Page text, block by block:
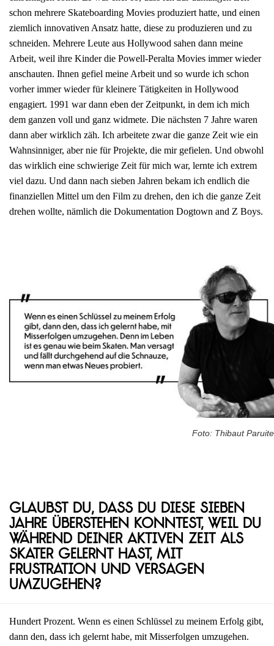
schon mehrere Skateboarding Movies produziert hatte, und einen
ziemlich innovativen Ansatz hatte, diese zu produzieren und zu
schneiden. Mehrere Leute aus Hollywood sahen dann meine
Arbeit, weil ihre Kinder die Powell-Peralta Movies immer wieder
anschauten. Ihnen gefiel meine Arbeit und so wurde ich schon
vorher immer wieder für kleinere Tätigkeiten in Hollywood
engagiert. 1991 war dann eben der Zeitpunkt, in dem ich mich
dem ganzen voll und ganz widmete. Die nächsten 7 Jahre waren
dann aber wirklich zäh. Ich arbeitete zwar die ganze Zeit wie ein
Wahnsinniger, aber nie für Projekte, die mir gefielen. Und obwohl
das wirklich eine schwierige Zeit für mich war, lernte ich extrem
viel dazu. Und dann nach sieben Jahren bekam ich endlich die
finanziellen Mittel um den Film zu drehen, den ich die ganze Zeit
drehen wollte, nämlich die Dokumentation Dogtown and Z Boys.
Foto: Thibaut Paruite
Glaubst du, dass du diese sieben
Jahre überstehen konntest, weil du
während deiner aktiven Zeit als
Skater gelernt hast, mit
Frustration und Versagen
umzugehen?
Hundert Prozent. Wenn es einen Schlüssel zu meinem Erfolg gibt,
dann den, dass ich gelernt habe, mit Misserfolgen umzugehen.